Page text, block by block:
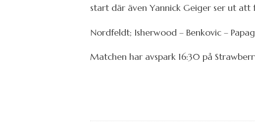
start där även Yannick Geiger ser ut
Nordfeldt; Isherwood – Benkovic –
Matchen har avspark 16:30 på